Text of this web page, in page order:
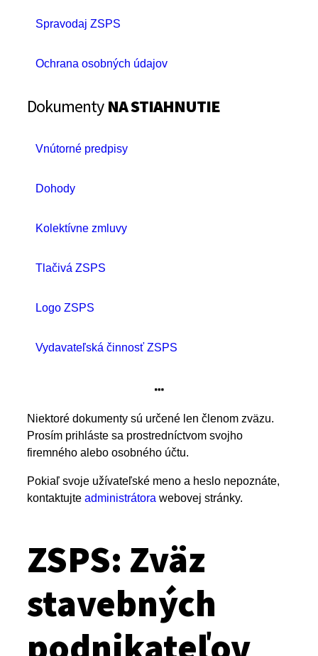
Spravodaj ZSPS
Ochrana osobných údajov
Dokumenty NA STIAHNUTIE
Vnútorné predpisy
Dohody
Kolektívne zmluvy
Tlačivá ZSPS
Logo ZSPS
Vydavateľská činnosť ZSPS
Niektoré dokumenty sú určené len členom zväzu.
Prosím prihláste sa prostredníctvom svojho
firemného alebo osobného účtu.
Pokiaľ svoje užívateľské meno a heslo nepoznáte,
kontaktujte administrátora webovej stránky.
ZSPS: Zväz
stavebných